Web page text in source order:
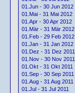
01.Jun - 30 Jun 2012
01.Mai - 31 Mai 2012
01.Apr - 30 Apr 2012
01.Mär - 31 Mär 2012
01.Feb - 29 Feb 2012
01.Jan - 31 Jan 2012
01.Dez - 31 Dez 2011
01.Nov - 30 Nov 2011
01.Okt - 31 Okt 2011
01.Sep - 30 Sep 2011
01.Aug - 31 Aug 2011
01.Jul - 31 Jul 2011